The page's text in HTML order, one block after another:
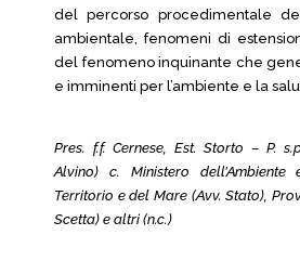
del percorso procedimentale
ambientale, fenomeni di
del fenomeno inquinante che
e imminenti per l’ambiente e la
Pres. f.f. Cernese, Est. Storto – P.
Alvino) c. Ministero
Territorio e del Mare (Avv. Stato),
Scetta) e altri (n.c.)